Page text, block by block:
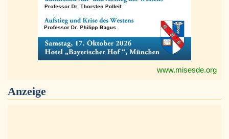
www.misesde.org
Anzeige